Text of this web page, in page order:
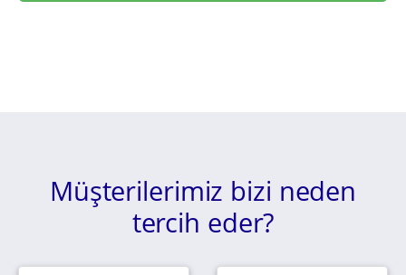
Müşterilerimiz bizi neden
tercih eder?